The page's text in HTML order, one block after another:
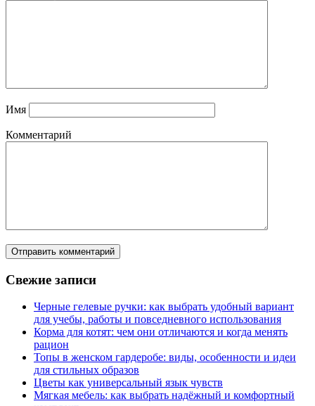
Имя
Комментарий
Свежие записи
Черные гелевые ручки: как выбрать удобный вариант
для учебы, работы и повседневного использования
Корма для котят: чем они отличаются и когда менять
рацион
Топы в женском гардеробе: виды, особенности и идеи
для стильных образов
Цветы как универсальный язык чувств
Мягкая мебель: как выбрать надёжный и комфортный